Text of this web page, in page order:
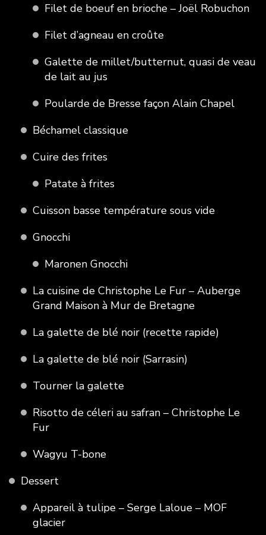
Filet de boeuf en brioche – Joël Robuchon
Filet d’agneau en croûte
Galette de millet/butternut, quasi de veau
de lait au jus
Poularde de Bresse façon Alain Chapel
Béchamel classique
Cuire des frites
Patate à frites
Cuisson basse température sous vide
Gnocchi
Maronen Gnocchi
La cuisine de Christophe Le Fur – Auberge
Grand Maison à Mur de Bretagne
La galette de blé noir (recette rapide)
La galette de blé noir (Sarrasin)
Tourner la galette
Risotto de céleri au safran – Christophe Le
Fur
Wagyu T-bone
Dessert
Appareil à tulipe – Serge Laloue – MOF
glacier